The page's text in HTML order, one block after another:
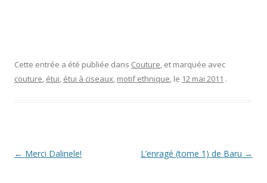
Cette entrée a été publiée dans Couture, et marquée avec
couture, étui, étui à ciseaux, motif ethnique, le 12 mai 2011 .
Navigation
← Merci Dalinele! L’enragé (tome 1) de Baru →